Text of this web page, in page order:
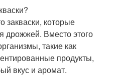
закваски, которые
дрожжей. Вместо этого
такие как
продукты,
вкус и аромат.